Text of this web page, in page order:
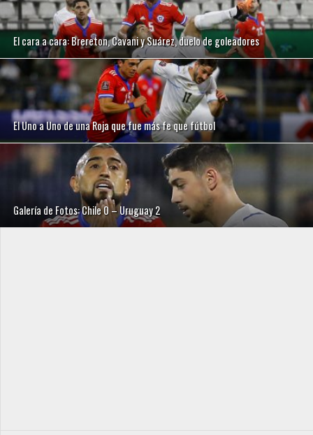
El cara a cara: Brereton, Cavani y Suárez, duelo de goleadores
El Uno a Uno de una Roja que fue más fe que fútbol
Galería de Fotos: Chile 0 – Uruguay 2